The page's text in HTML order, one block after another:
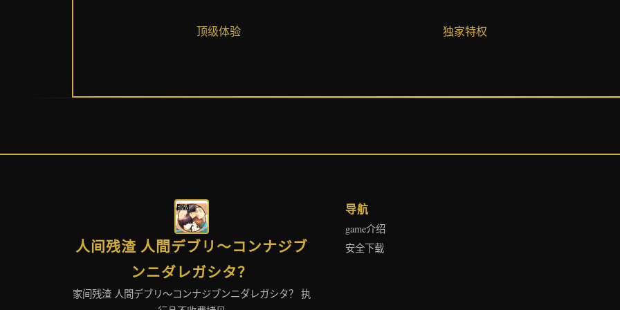
顶级体验 独家特权
人间残渣 人間デブリ～コンナジブ
ンニダレガシタ？
家间残渣 人間デブリ～コンナジブンニダレガシタ？ 执
导航
game介绍
安全下载